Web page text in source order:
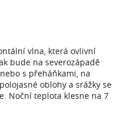
vlna, která ovlivní
bude na severozápadě
s přeháňkami, na
oblohy a srážky se
Noční teplota klesne na 7